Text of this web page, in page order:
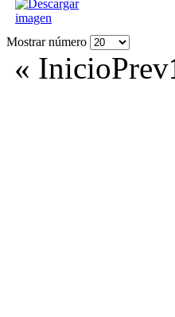
Mostrar número
« InicioPrev